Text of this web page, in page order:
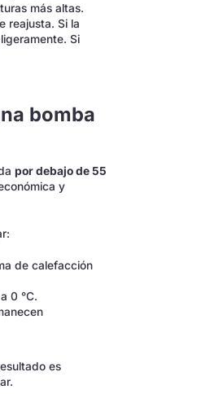
más altas.
reajusta. Si la
Si
bomba
por debajo de 55
y
de calefacción
0 °C.
es